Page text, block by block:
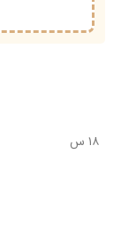
۱۸ س